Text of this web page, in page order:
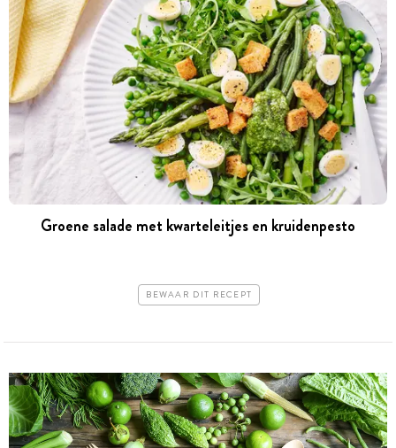
Groene salade met kwarteleitjes en kruidenpesto
BEWAAR DIT RECEPT